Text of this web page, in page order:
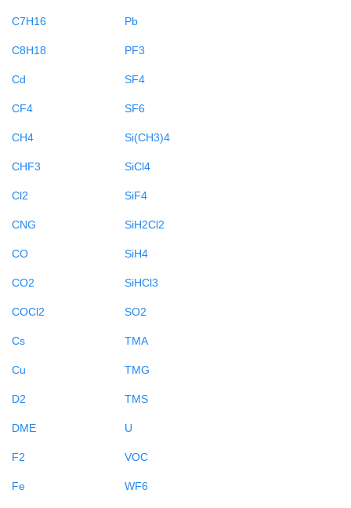
C7H16
C8H18
Cd
CF4
CH4
CHF3
Cl2
CNG
CO
CO2
COCl2
Cs
Cu
D2
DME
F2
Fe
Pb
PF3
SF4
SF6
Si(CH3)4
SiCl4
SiF4
SiH2Cl2
SiH4
SiHCl3
SO2
TMA
TMG
TMS
U
VOC
WF6